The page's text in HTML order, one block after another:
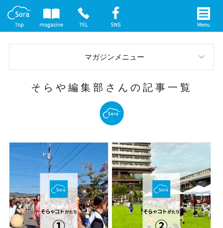
マガジンメニュー
スタッフブログ
お庭の実例
メディア情報
社長インタビュー
そらや編集部さんの記事一覧